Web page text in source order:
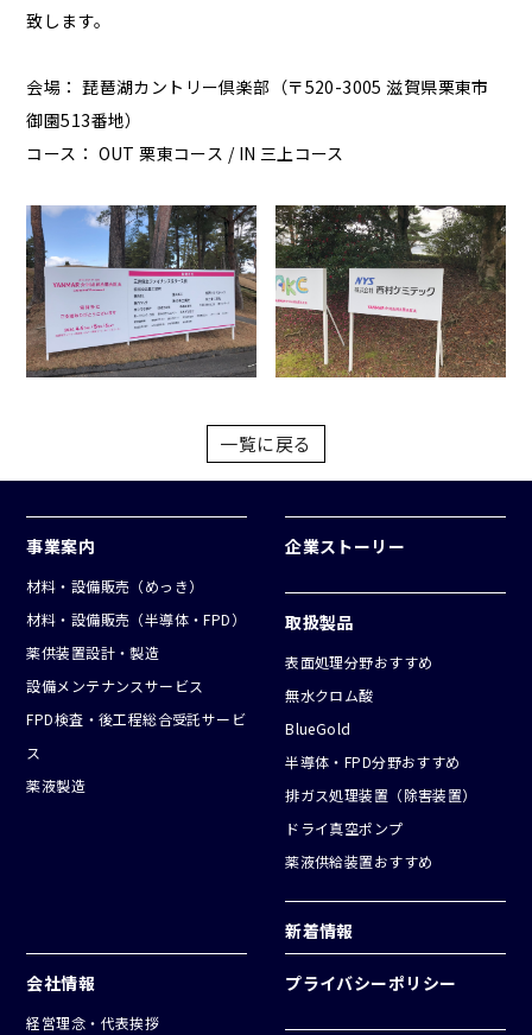
致します。
会場： 琵琶湖カントリー倶楽部（〒520-3005 滋賀県栗東市
御園513番地）
コース： OUT 栗東コース / IN 三上コース
一覧に戻る
事業案内
材料・設備販売（めっき）
材料・設備販売（半導体・FPD）
薬供装置設計・製造
設備メンテナンスサービス
FPD検査・後工程総合受託サービ
ス
薬液製造
企業ストーリー
取扱製品
表面処理分野おすすめ
無水クロム酸
BlueGold
半導体・FPD分野おすすめ
排ガス処理装置（除害装置）
ドライ真空ポンプ
薬液供給装置おすすめ
新着情報
会社情報
経営理念・代表挨拶
プライバシーポリシー